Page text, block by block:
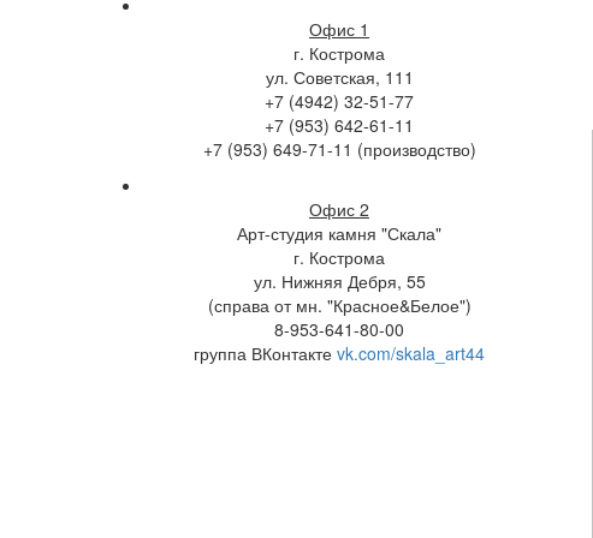
Офис 1
г. Кострома
ул. Советская, 111
+7 (4942) 32-51-77
+7 (953) 642-61-11
+7 (953) 649-71-11 (производство)
Офис 2
Арт-студия камня "Скала"
г. Кострома
ул. Нижняя Дебря, 55
(справа от мн. "Красное&Белое")
8-953-641-80-00
группа ВКонтакте vk.com/skala_art44